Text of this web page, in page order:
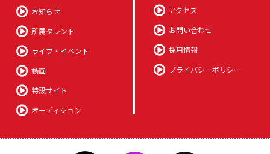
お知らせ
所属タレント
ライブ・イベント
動画
特設サイト
オーディション
アクセス
お問い合わせ
採用情報
プライバシーポリシー